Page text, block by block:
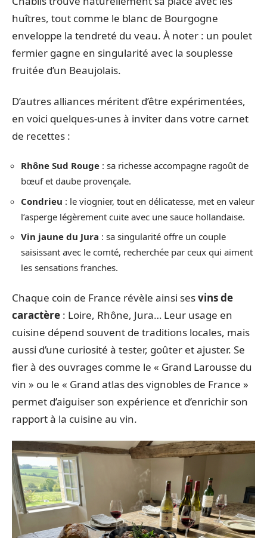
huîtres, tout comme le blanc de Bourgogne
enveloppe la tendreté du veau. À noter : un poulet
fermier gagne en singularité avec la souplesse
fruitée d’un Beaujolais.
D’autres alliances méritent d’être expérimentées,
en voici quelques-unes à inviter dans votre carnet
de recettes :
Rhône Sud Rouge : sa richesse accompagne ragoût de
bœuf et daube provençale.
Condrieu : le viognier, tout en délicatesse, met en valeur
l’asperge légèrement cuite avec une sauce hollandaise.
Vin jaune du Jura : sa singularité offre un couple
saisissant avec le comté, recherchée par ceux qui aiment
les sensations franches.
Chaque coin de France révèle ainsi sesvins de
caractère : Loire, Rhône, Jura… Leur usage en
cuisine dépend souvent de traditions locales, mais
aussi d’une curiosité à tester, goûter et ajuster. Se
fier à des ouvrages comme le « Grand Larousse du
vin » ou le « Grand atlas des vignobles de France »
permet d’aiguiser son expérience et d’enrichir son
rapport à la cuisine au vin.